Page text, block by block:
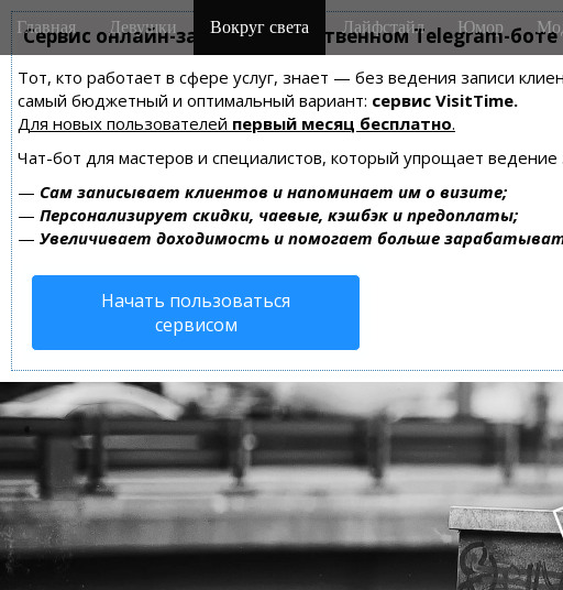
Сервис онлайн-записи на собственном Telegram-боте
Тот, кто работает в сфере услуг, знает — без ведения записи
самый бюджетный и оптимальный вариант: сервис VisitTime.
Для новых пользователей первый месяц бесплатно.
Чат-бот для мастеров и специалистов, который упрощает ведение
— Сам записывает клиентов и напоминает им о визите;
— Персонализирует скидки, чаевые, кэшбэк и предоплаты;
— Увеличивает доходимость и помогает больше
Начать пользоваться
сервисом
M
a
n
m
e
n
u
i
Главная Девушки Вокруг света Лайфстайл Юмор